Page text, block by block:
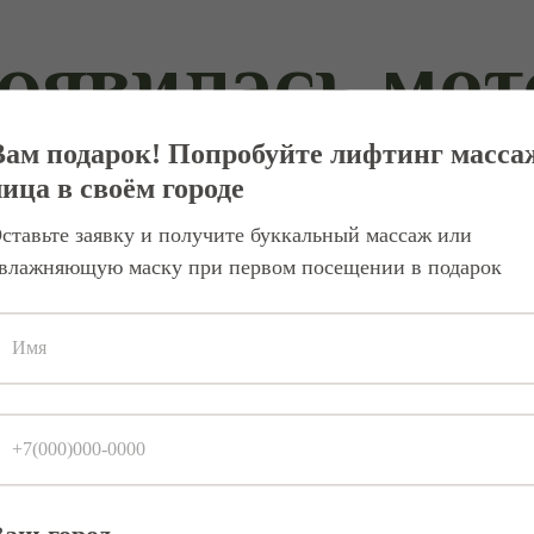
массажа связана с именем
на идее, что архитектура лица
инъекционное
на приёмы, ранее
подарок! Попробуйте лифтинг
в своём городе
заявку и получите буккальный массаж или
маску при первом посещении в подарок